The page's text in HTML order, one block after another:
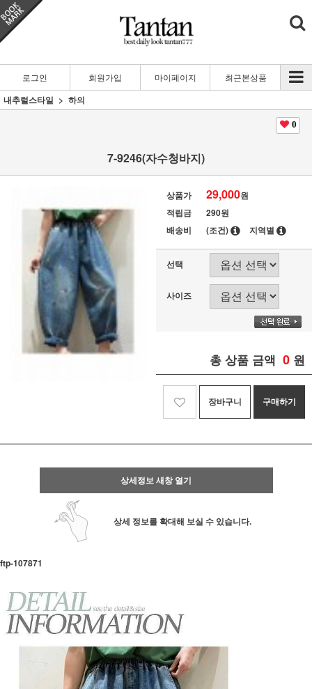
로그인 회원가입 마이페이지 최근본상품
내추럴스타일 하의
0
7-9246(자수청바지)
상품가 29,000원
적립금
290원
배송비
(조건) 지역별
선택
사이즈
총 상품 금액 0 원
장바구니 구매하기
상세정보 새창 열기
상세 정보를 확대해 보실 수 있습니다.
ftp- 107871